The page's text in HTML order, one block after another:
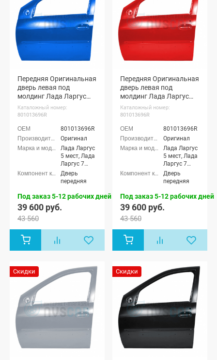
Передняя Оригинальная
дверь левая под
молдинг Лада Ларгус
(Лазурно-синий 498)
Каталожный номер:
801013696R
801013696R
Оригинал
Лада Ларгус
5 мест, Лада
Ларгус 7
мест, Лада
Ларгус
мест, Лада
Кросс 7 мест
Дверь
передняя
Под заказ 5-12 рабочих дней
39 600 руб.
43 560
Передняя Оригинальная
дверь левая под
молдинг Лада Ларгус
(Красный сплав 136)
Каталожный номер:
801013696R
801013696R
Оригинал
Лада Ларгус
5 мест, Лада
Ларгус 7
мест, Лада
Ларгус
мест, Лада
Кросс 7 мест
Дверь
передняя
Под заказ 5-12 рабочих дней
39 600 руб.
43 560
Скидки Скидки